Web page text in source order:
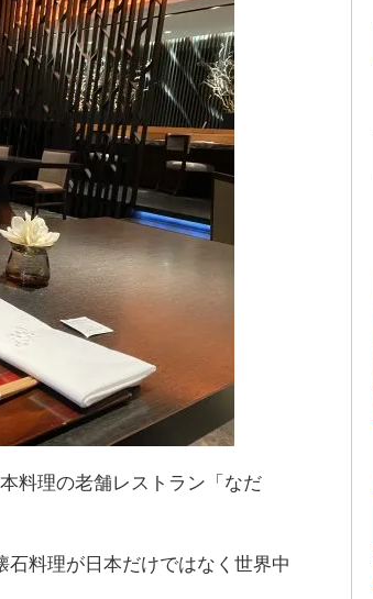
料理の老舗レストラン「なだ
料理が日本だけではなく世界中